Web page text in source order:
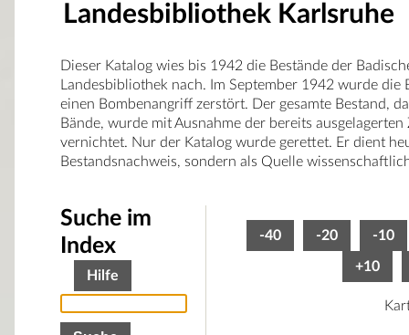
Landesbibliothek Karlsruhe
Dieser Katalog wies bis 1942 die Bestände der
Landesbibliothek nach. Im September 1942 wurde
einen Bombenangriff zerstört. Der gesamte Bestand,
Bände, wurde mit Ausnahme der bereits ausgelagerten
vernichtet. Nur der Katalog wurde gerettet. Er dient
Bestandsnachweis, sondern als Quelle
-40 -20 -10
+10
Suche im
Index
Hilfe